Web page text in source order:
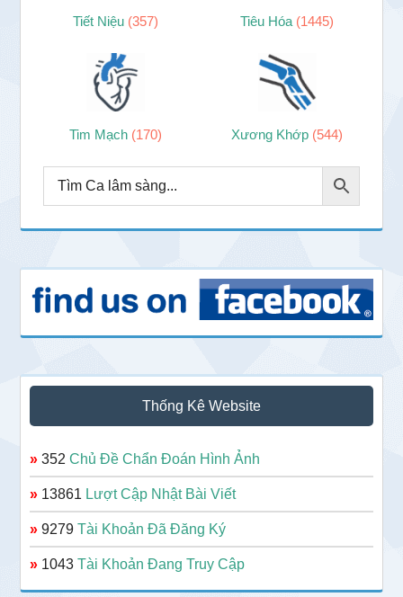
Tiết Niệu (357) Tiêu Hóa (1445)
Tim Mạch (170) Xương Khớp (544)
Thống Kê Website
» 352Chủ Đề Chẩn Đoán Hình Ảnh
» 13861 Lượt Cập Nhật Bài Viết
» 9279Tài Khoản Đã Đăng Ký
» 1043Tài Khoản Đang Truy Cập